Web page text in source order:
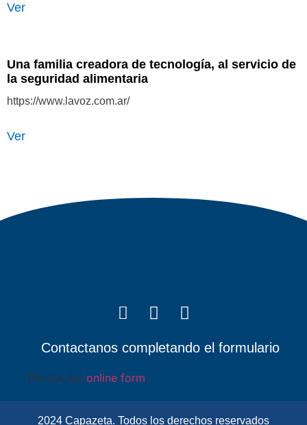
Ver
Una familia creadora de tecnología, al servicio de
la seguridad alimentaria
https://www.lavoz.com.ar/
Ver
Contactanos completando el formulario
Fill out myonline form.
2024 Capazeta. Todos los derechos reservados